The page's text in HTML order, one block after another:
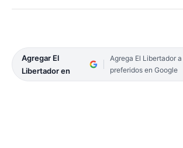
Agregar El
Libertador en
Agrega El Libertador
preferidos en Google